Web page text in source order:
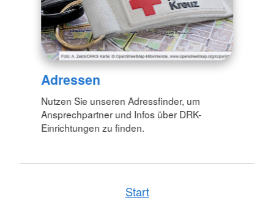
Adressen
Nutzen Sie unseren Adressfinder, um
Ansprechpartner und Infos über DRK-
Einrichtungen zu finden.
Start